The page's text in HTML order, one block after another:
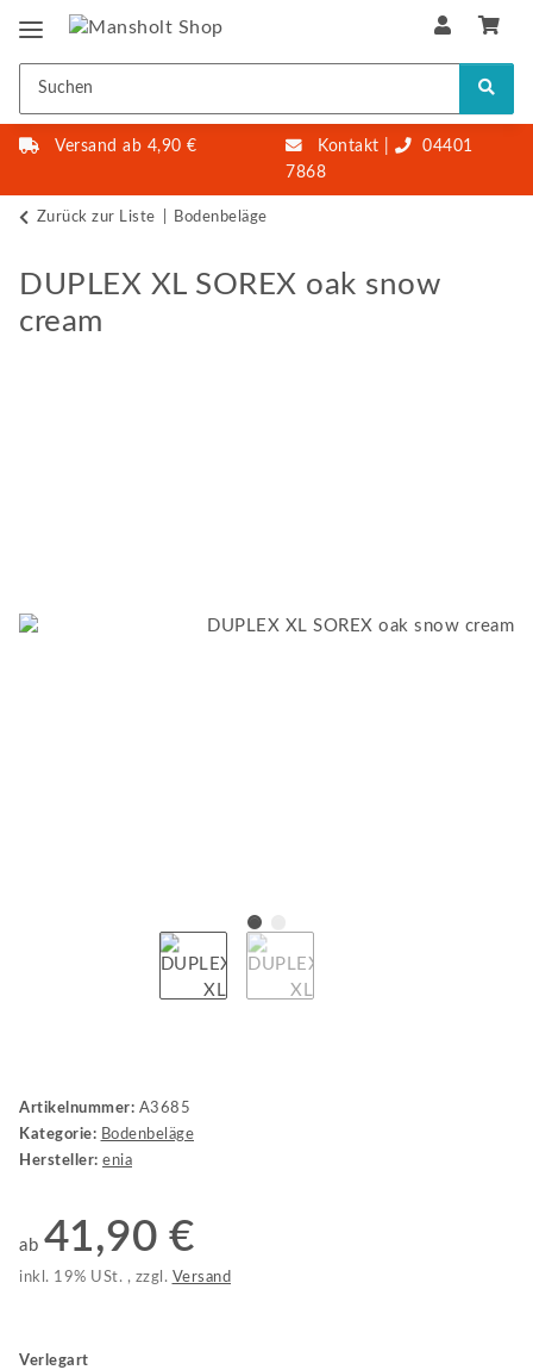
Versand ab 4,90 € Kontakt
04401
7868
Zurück zur Liste Bodenbeläge
DUPLEX XL SOREX oak snow
cream
Artikelnummer: A3685
Kategorie: Bodenbeläge
Hersteller: enia
ab 41,90 €
inkl. 19% USt. , zzgl. Versand
Verlegart